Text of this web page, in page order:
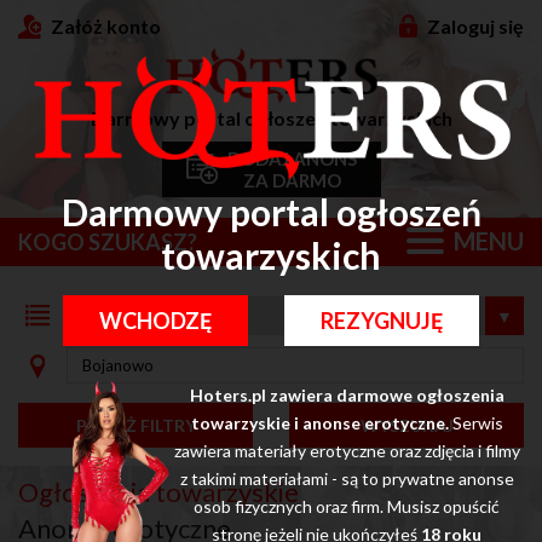
Darmowy portal ogłoszeń
towarzyskich
WCHODZĘ REZYGNUJĘ
Hoters.pl zawiera darmowe ogłoszenia
towarzyskie i anonse erotyczne.Serwis
zawiera materiały erotyczne oraz zdjęcia i filmy
z takimi materiałami - są to prywatne anonse
osob fizycznych oraz firm. Musisz opuścić
stronę jeżeli nie ukończyłeś 18 roku
Załóż konto Zaloguj się
Darmowy portal ogłoszeń towarzyskich
DODAJ ANONS
ZA DARMO
KOGO SZUKASZ? MENU
POKAŻ FILTRY WYSZUKAJ
Ogłoszenia towarzyskie
Anonse erotyczne